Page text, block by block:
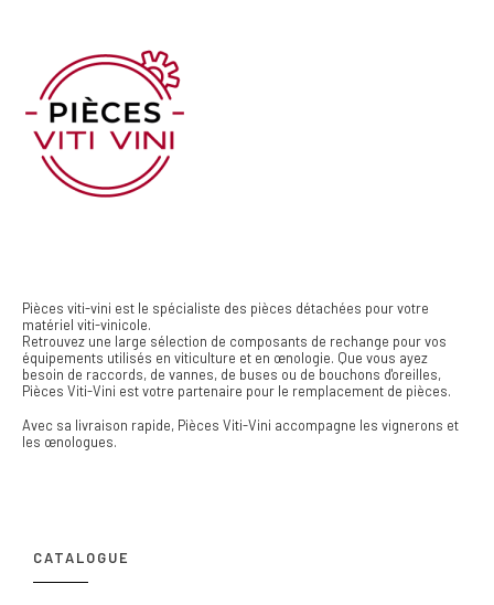
Pièces viti-vini est le spécialiste des pièces détachées pour votre
matériel viti-vinicole.
Retrouvez une large sélection de composants de rechange pour vos
équipements utilisés en viticulture et en œnologie. Que vous ayez
besoin de raccords, de vannes, de buses ou de bouchons d'oreilles,
Pièces Viti-Vini est votre partenaire pour le remplacement de pièces.
Avec sa livraison rapide, Pièces Viti-Vini accompagne les vignerons et
les œnologues.
CATALOGUE